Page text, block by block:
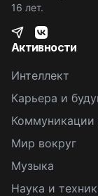
16 лет.
Активности
Интеллект
Карьера и
Коммуникации
Мир вокруг
Музыка
Наука и